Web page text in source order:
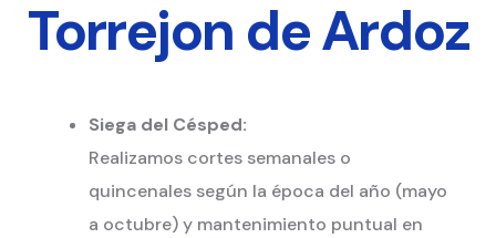
Torrejon de Ardoz
Siega del Césped:
Realizamos cortes semanales o
quincenales según la época del año (mayo
a octubre) y mantenimiento puntual en